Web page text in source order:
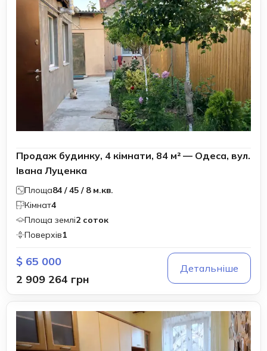
Продаж будинку, 4 кімнати, 84 м² — Одеса, вул.
Івана Луценка
Площа84 / 45 / 8 м.кв.
Кімнат4
Площа землі2 соток
Поверхів1
$ 65 000
2 909 264 грн
Детальніше